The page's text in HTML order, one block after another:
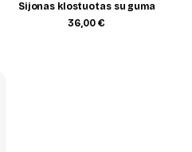
Sijonas klostuotas su guma
36,00€